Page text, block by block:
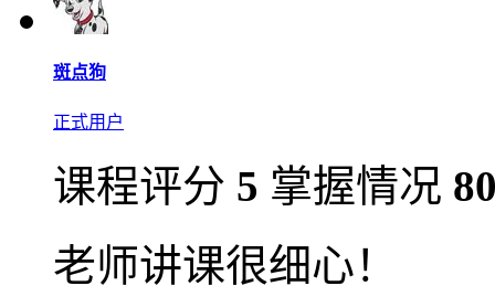
斑点狗
正式用户
课程评分 5 掌握情况
老师讲课很细心！